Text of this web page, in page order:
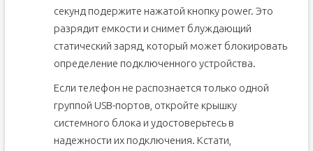
секунд подержите нажатой кнопку power. Это
разрядит емкости и снимет блуждающий
статический заряд, который может блокировать
определение подключенного устройства.
Если телефон не распознается только одной
группой USB-портов, откройте крышку
системного блока и удостоверьтесь в
надежности их подключения. Кстати,